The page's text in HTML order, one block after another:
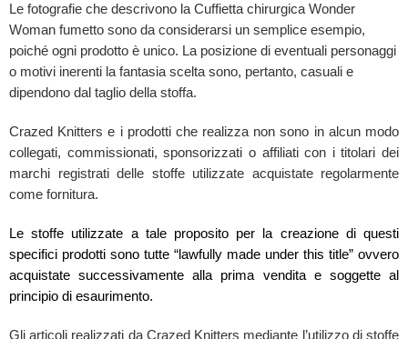
Le fotografie che descrivono la Cuffietta chirurgica Wonder
Woman fumetto sono da considerarsi un semplice esempio,
poiché ogni prodotto è unico. La posizione di eventuali personaggi
o motivi inerenti la fantasia scelta sono, pertanto, casuali e
dipendono dal taglio della stoffa.
Crazed Knitters e i prodotti che realizza non sono in alcun modo
collegati, commissionati, sponsorizzati o affiliati con i titolari dei
marchi registrati delle stoffe utilizzate acquistate regolarmente
come fornitura.
Le stoffe utilizzate a tale proposito per la creazione di questi
specifici prodotti sono tutte “lawfully made under this title” ovvero
acquistate successivamente alla prima vendita e soggette al
principio di esaurimento.
Gli articoli realizzati da Crazed Knitters mediante l’utilizzo di stoffe